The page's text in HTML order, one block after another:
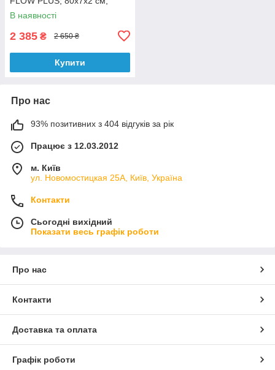
сифон- 52 мм, манжета- 20
мм
В наявності
2 385 ₴ 2 650 ₴
Купити
Про нас
93% позитивних з 404 відгуків за рік
Працює з 12.03.2012
м. Київ
ул. Новомостицкая 25А, Київ, Україна
Контакти
Сьогодні вихідний
Показати весь графік роботи
Про нас
Контакти
Доставка та оплата
Графік роботи